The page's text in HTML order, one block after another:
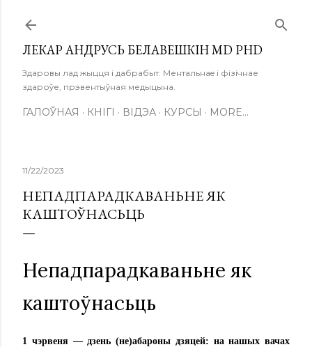
ЛЕКАР АНДРУСЬ БЕЛАВЕШКІН MD PHD
Здаровы лад жыцця і дабрабыт. Ментальнаe і фізічнае
здароўе, прэвентыўная медыцына.
ГАЛОЎНАЯ КНІГІ ВІДЭА КУРСЫ MORE…
11/22/2023
НЕПАДПАРАДКАВАНЬНЕ ЯК
КАШТОЎНАСЬЦЬ
Непадпарадкаваньне як
каштоўнасьць
1 чэрвеня — дзень (не)абароны дзяцей: на нашых вачах